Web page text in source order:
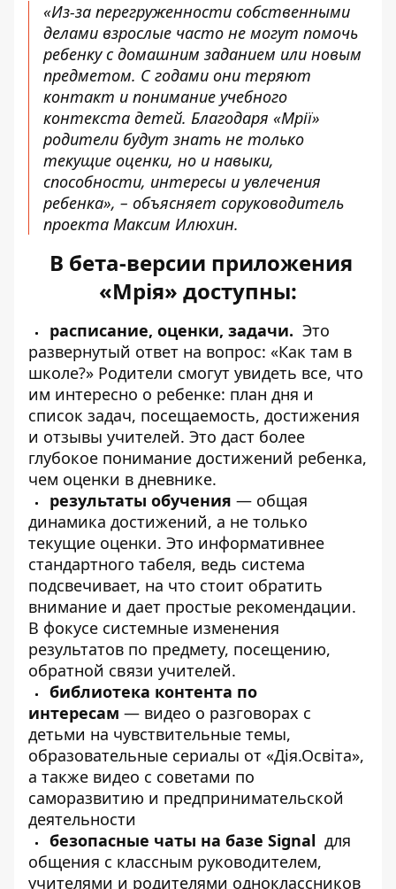
«Из-за перегруженности собственными
делами взрослые часто не могут помочь
ребенку с домашним заданием или новым
предметом. С годами они теряют
контакт и понимание учебного
контекста детей. Благодаря «Мрії»
родители будут знать не только
текущие оценки, но и навыки,
способности, интересы и увлечения
ребенка», – объясняет соруководитель
проекта Максим Илюхин.
В бета-версии приложения
«Мрія» доступны:
расписание, оценки, задачи. Это
развернутый ответ на вопрос: «Как там в
школе?» Родители смогут увидеть все, что
им интересно о ребенке: план дня и
список задач, посещаемость, достижения
и отзывы учителей. Это даст более
глубокое понимание достижений ребенка,
чем оценки в дневнике.
результаты обучения — общая
динамика достижений, а не только
текущие оценки. Это информативнее
стандартного табеля, ведь система
подсвечивает, на что стоит обратить
внимание и дает простые рекомендации.
В фокусе системные изменения
результатов по предмету, посещению,
обратной связи учителей.
библиотека контента по
интересам — видео о разговорах с
детьми на чувствительные темы,
образовательные сериалы от «Дія.Освіта»,
а также видео с советами по
саморазвитию и предпринимательской
деятельности
безопасные чаты на базе Signal для
общения с классным руководителем,
учителями и родителями одноклассников